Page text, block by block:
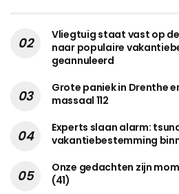
Vliegtuig staat vast op
naar populaire
geannuleerd
Grote paniek in Drenthe
massaal 112
Experts slaan alarm:
vakantiebestemming
Onze gedachten zijn
(41)